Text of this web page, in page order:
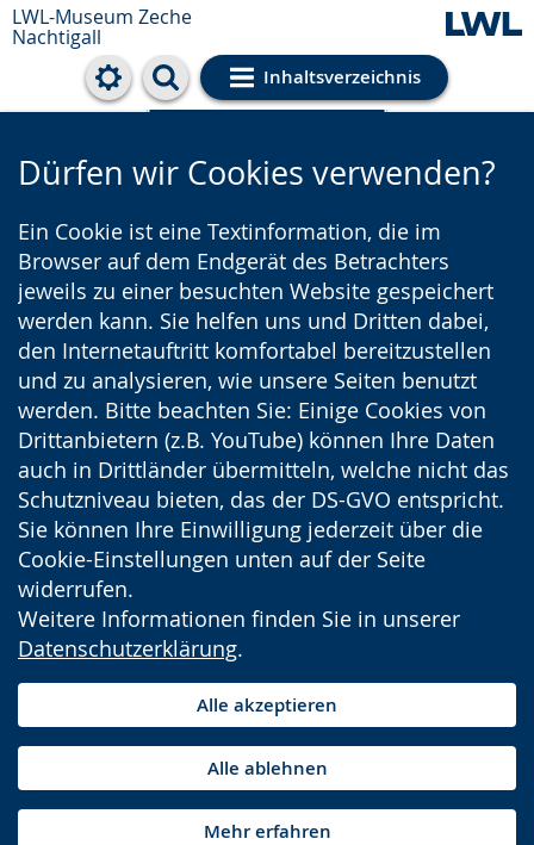
LWL-Museum Zeche
Nachtigall
Inhaltsverzeichnis
Cookie-Einstellungen
Dürfen wir Cookies verwenden?
Ein Cookie ist eine Textinformation, die im
Browser auf dem Endgerät des Betrachters
jeweils zu einer besuchten Website gespeichert
werden kann. Sie helfen uns und Dritten dabei,
den Internetauftritt komfortabel bereitzustellen
und zu analysieren, wie unsere Seiten benutzt
werden. Bitte beachten Sie: Einige Cookies von
Drittanbietern (z.B. YouTube) können Ihre Daten
auch in Drittländer übermitteln, welche nicht das
Schutzniveau bieten, das der DS-GVO entspricht.
Sie können Ihre Einwilligung jederzeit über die
Cookie-Einstellungen unten auf der Seite
widerrufen.
Weitere Informationen finden Sie in unserer
Datenschutzerklärung.
Alle akzeptieren
Alle ablehnen
Mehr erfahren